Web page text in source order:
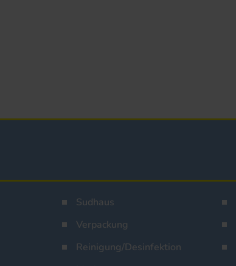
Sudhaus
Verpackung
Reinigung/Desinfektion